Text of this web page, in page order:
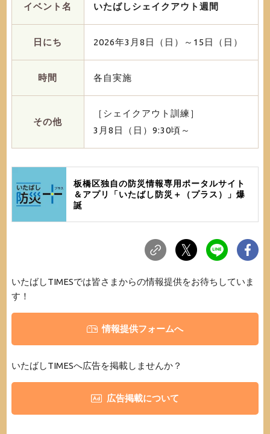
イベント名 いたばしシェイクアウト週間
日にち 2026年3月8日（日）～15日（日）
時間 各自実施
その他
［シェイクアウト訓練］
3月8日（日）9:30頃～
板橋区独自の防災情報専用ポータルサイト
＆アプリ「いたばし防災＋（プラス）」爆
誕
いたばしTIMESでは皆さまからの情報提供をお待ちしていま
す！
情報提供フォームへ
いたばしTIMESへ広告を掲載しませんか？
広告掲載について